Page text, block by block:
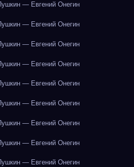
— Евгений Онегин
— Евгений Онегин
— Евгений Онегин
— Евгений Онегин
— Евгений Онегин
— Евгений Онегин
— Евгений Онегин
— Евгений Онегин
— Евгений Онегин